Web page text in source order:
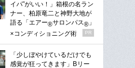
イパ”がいい！」箱根の名ラン
ナー、柏原竜二と神野大地が
語る「エアー®サロンパス® 」
×コンディショニング術
PR
「少しぼやけているだけでも
感覚が狂ってきます」Bリー